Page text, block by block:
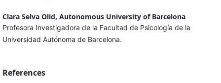
Clara Selva Olid, Autonomous University of Barcelona
Profesora Investigadora de la Facultad de Psicología de la
Universidad Autónoma de Barcelona.
References